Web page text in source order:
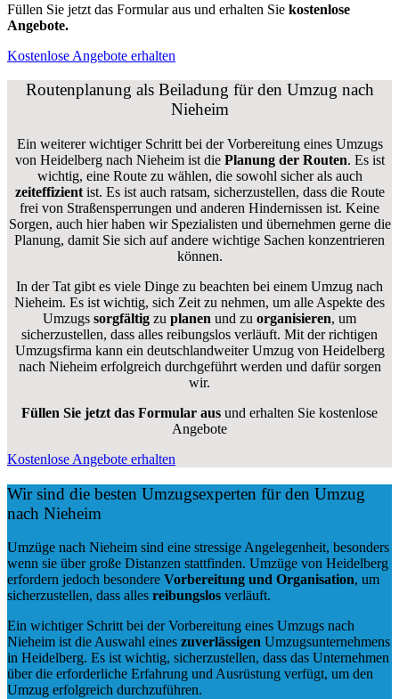
Füllen Sie jetzt das Formular aus und erhalten Sie kostenlose
Angebote.
Kostenlose Angebote erhalten
Routenplanung als Beiladung für den Umzug nach
Nieheim
Ein weiterer wichtiger Schritt bei der Vorbereitung eines Umzugs
von Heidelberg nach Nieheim ist diePlanung der Routen. Es ist
wichtig, eine Route zu wählen, die sowohl sicher als auch
zeiteffizientist. Es ist auch ratsam, sicherzustellen, dass die Route
frei von Straßensperrungen und anderen Hindernissen ist. Keine
Sorgen, auch hier haben wir Spezialisten und übernehmen gerne die
Planung, damit Sie sich auf andere wichtige Sachen konzentrieren
können.
In der Tat gibt es viele Dinge zu beachten bei einem Umzug nach
Nieheim. Es ist wichtig, sich Zeit zu nehmen, um alle Aspekte des
Umzugs sorgfältig zu planen und zu organisieren, um
sicherzustellen, dass alles reibungslos verläuft. Mit der richtigen
Umzugsfirma kann ein deutschlandweiter Umzug von Heidelberg
nach Nieheim erfolgreich durchgeführt werden und dafür sorgen
wir.
Füllen Sie jetzt das Formular aus und erhalten Sie kostenlose
Angebote
Kostenlose Angebote erhalten
Wir sind die besten Umzugsexperten für den Umzug
nach Nieheim
Umzüge nach Nieheim sind eine stressige Angelegenheit, besonders
wenn sie über große Distanzen stattfinden. Umzüge von Heidelberg
erfordern jedoch besondere Vorbereitung und Organisation, um
sicherzustellen, dass alles reibungslos verläuft.
Ein wichtiger Schritt bei der Vorbereitung eines Umzugs nach
Nieheim ist die Auswahl eines zuverlässigen Umzugsunternehmens
in Heidelberg. Es ist wichtig, sicherzustellen, dass das Unternehmen
über die erforderliche Erfahrung und Ausrüstung verfügt, um den
Umzug erfolgreich durchzuführen.